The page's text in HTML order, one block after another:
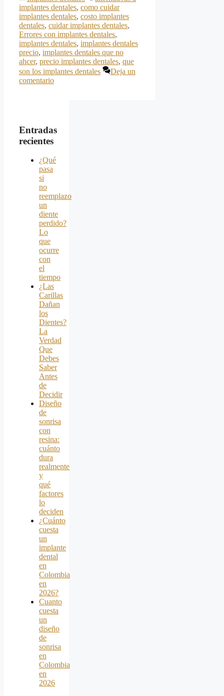
implantes dentales, como cuidar
implantes dentales, costo implantes
dentales, cuidar implantes dentales,
Errores con implantes dentales,
implantes dentales, implantes dentales
precio, implantes dentales que no
ahcer, precio implantes dentales, que
son los implantes dentales
Deja un
comentario
Entradas
recientes
¿Qué
pasa
si
no
reemplazo
un
diente
perdido?
Lo
que
ocurre
con
el
tiempo
¿Las
Carillas
Dañan
los
Dientes?
La
Verdad
Que
Debes
Saber
Antes
de
Decidir
Diseño
de
sonrisa
con
resina:
cuánto
dura
realmente
y
qué
factores
lo
deciden
¿Cuánto
cuesta
un
implante
dental
en
Colombia
en
2026?
Cuanto
cuesta
un
diseño
de
sonrisa
en
Colombia
en
2026